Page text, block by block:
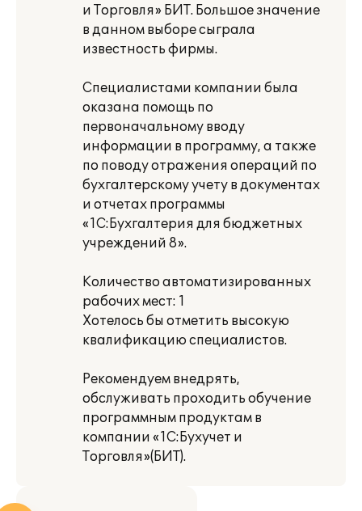
и Торговля» БИТ. Большое значение
в данном выборе сыграла
известность фирмы.
Специалистами компании была
оказана помощь по
первоначальному вводу
информации в программу, а также
по поводу отражения операций по
бухгалтерскому учету в документах
и отчетах программы
«1С:Бухгалтерия для бюджетных
учреждений 8».
Количество автоматизированных
рабочих мест: 1
Хотелось бы отметить высокую
квалификацию специалистов.
Рекомендуем внедрять,
обслуживать проходить обучение
программным продуктам в
компании «1С:Бухучет и
Торговля»(БИТ).